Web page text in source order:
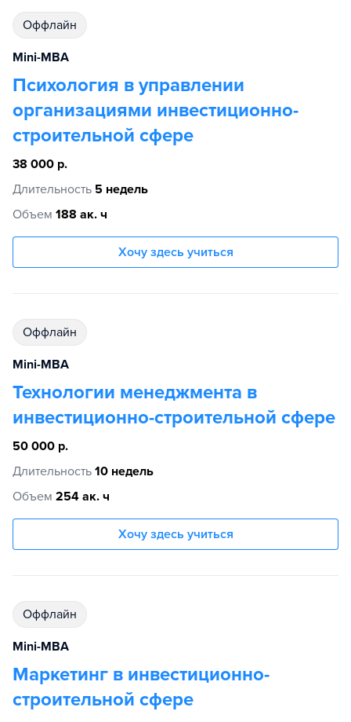
Оффлайн
Mini-MBA
Психология в управлении
организациями инвестиционно-
строительной сфере
38 000 р.
Длительность 5 недель
Объем 188 ак. ч
Хочу здесь учиться
Оффлайн
Mini-MBA
Технологии менеджмента в
инвестиционно-строительной сфере
50 000 р.
Длительность 10 недель
Объем 254 ак. ч
Хочу здесь учиться
Оффлайн
Mini-MBA
Маркетинг в инвестиционно-
строительной сфере